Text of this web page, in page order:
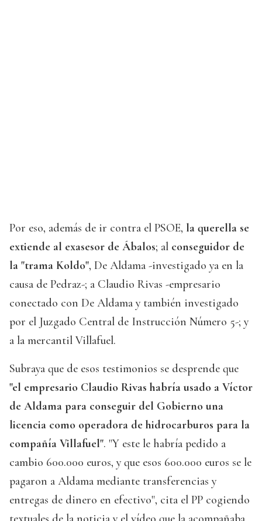
Por eso, además de ir contra el PSOE, la querella se
extiende al exasesor de Ábalos; al conseguidor de
la "trama Koldo", De Aldama -investigado ya en la
causa de Pedraz-; a Claudio Rivas -empresario
conectado con De Aldama y también investigado
por el Juzgado Central de Instrucción Número 5-; y
a la mercantil Villafuel.
Subraya que de esos testimonios se desprende que
"el empresario Claudio Rivas habría usado a Víctor
de Aldama para conseguir del Gobierno una
licencia como operadora de hidrocarburos para la
compañía Villafuel". "Y este le habría pedido a
cambio 600.000 euros, y que esos 600.000 euros se le
pagaron a Aldama mediante transferencias y
entregas de dinero en efectivo", cita el PP cogiendo